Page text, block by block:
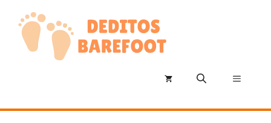
contenido
Menú